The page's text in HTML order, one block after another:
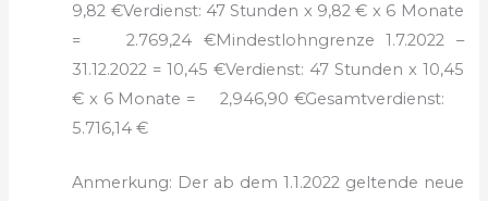
9,82 €Verdienst: 47 Stunden x 9,82 € x 6 Monate
= 2.769,24 €Mindestlohngrenze 1.7.2022 –
31.12.2022 = 10,45 €Verdienst: 47 Stunden x 10,45
€ x 6 Monate = 2,946,90 €Gesamtverdienst:
5.716,14 €
Anmerkung: Der ab dem 1.1.2022 geltende neue